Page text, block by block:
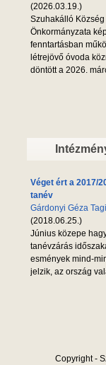
(2026.03.19.)
Szuhakálló Község
Önkormányzata
fenntartásban
létrejövő óvoda
döntött a 2026.
Véget ért a 2017/
tanév
Gárdonyi Géza
(2018.06.25.)
Június közepe
tanévzárás
esmények mind-
jelzik, az ország
Copyright -